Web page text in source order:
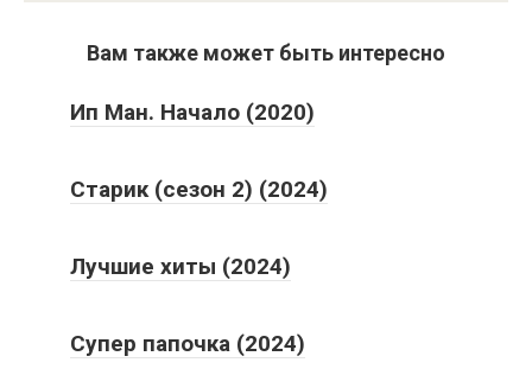
Вам также может быть интересно
Ип Ман. Начало (2020)
Старик (сезон 2) (2024)
Лучшие хиты (2024)
Супер папочка (2024)